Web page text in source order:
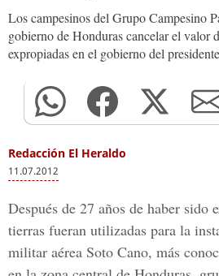
Los campesinos del Grupo Campesino
gobierno de Honduras cancelar el valor
expropiadas en el gobierno del
Redacción El Heraldo
11.07.2012
Después de 27 años de haber sido
tierras fueran utilizadas para la
militar aérea Soto Cano, más